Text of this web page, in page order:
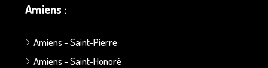
Amiens :
Amiens - Saint-Pierre
Amiens - Saint-Honoré